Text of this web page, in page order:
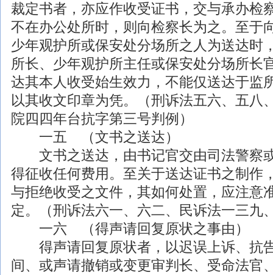
裁定书者，亦应作收受证书，交与承办检
不在办公处所时，则向检察长为之。至于
少年观护所或保安处分场所之人为送达时
所长、少年观护所主任或保安处分场所长
达其本人收受始生效力，不能仅送达于监
以其收文印章为凭。（刑诉法五六、五八
院四四年台抗字第三号判例）
一五 （文书之送达）
文书之送达，由书记官交由司法警察
得征收任何费用。至关于送达证书之制作
与拒绝收受之文件，其如何处置，应注意
定。（刑诉法六一、六二、民诉法一三九
一六 （得声请回复原状之事由）
得声请回复原状者，以迟误上诉、抗
间、或声请撤销或变更审判长、受命法官